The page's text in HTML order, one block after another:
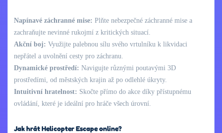
Napínavé záchranné mise: Plňte nebezpečné záchranné mise a
zachraňujte nevinné rukojmí z kritických situací.
Akční boj: Využijte palebnou sílu svého vrtulníku k likvidaci
nepřátel a uvolnění cesty pro záchranu.
Dynamické prostředí: Navigujte různými poutavými 3D
prostředími, od městských krajin až po odlehlé úkryty.
Intuitivní hratelnost: Skočte přímo do akce díky přístupnému
ovládání, které je ideální pro hráče všech úrovní.
Jak hrát Helicopter Escape online?